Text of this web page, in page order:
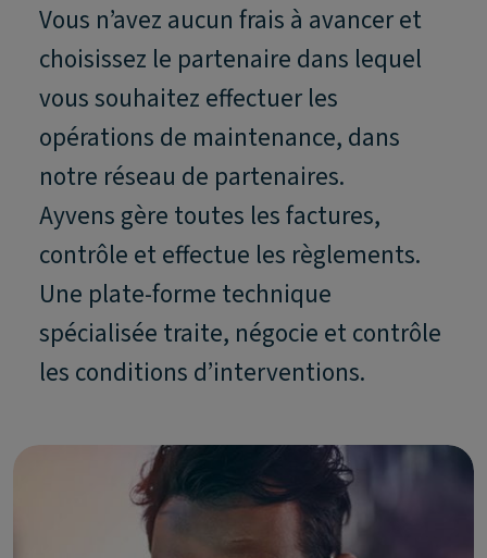
Vous n’avez aucun frais à avancer et
choisissez le partenaire dans lequel
vous souhaitez effectuer les
opérations de maintenance, dans
notre réseau de partenaires.
Ayvens gère toutes les factures,
contrôle et effectue les règlements.
Une plate-forme technique
spécialisée traite, négocie et contrôle
les conditions d’interventions.